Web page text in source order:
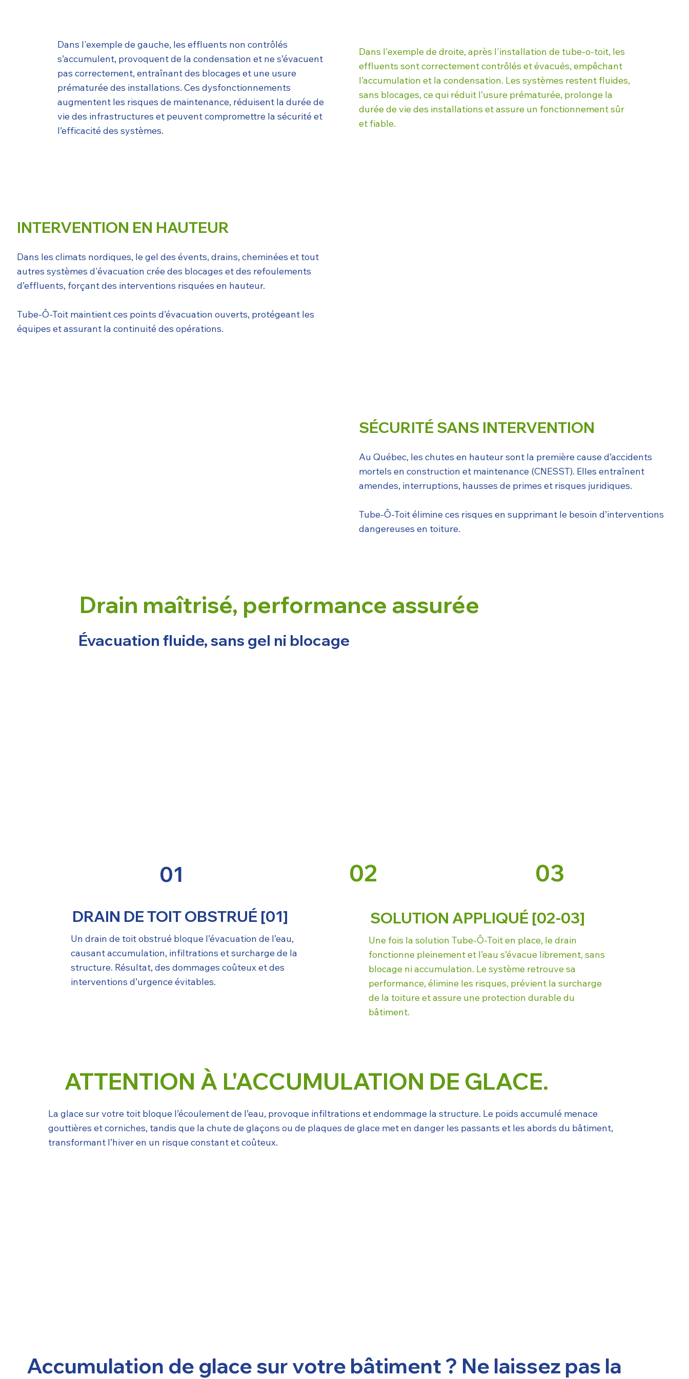
Dans l'exemple de gauche, les effluents non contrôlés
s’accumulent, provoquent de la condensation et ne s’évacuent
pas correctement, entraînant des blocages et une usure
prématurée des installations. Ces dysfonctionnements
augmentent les risques de maintenance, réduisent la durée de
vie des infrastructures et peuvent compromettre la sécurité et
l’efficacité des systèmes.
Dans l'exemple de droite, après l'installation de tube-o-toit, les
effluents sont correctement contrôlés et évacués, empêchant
l’accumulation et la condensation. Les systèmes restent fluides,
sans blocages, ce qui réduit l’usure prématurée, prolonge la
durée de vie des installations et assure un fonctionnement sûr
et fiable.
Dans les climats nordiques, le gel des évents, drains, cheminées et tout
autres systèmes d'évacuation crée des blocages et des refoulements
d’effluents, forçant des interventions risquées en hauteur.
Tube‑Ô‑Toit maintient ces points d’évacuation ouverts, protégeant les
équipes et assurant la continuité des opérations.
INTERVENTION EN HAUTEUR
Au Québec, les chutes en hauteur sont la première cause d’accidents
mortels en construction et maintenance (CNESST). Elles entraînent
amendes, interruptions, hausses de primes et risques juridiques.
Tube‑Ô‑Toit élimine ces risques en supprimant le besoin d’interventions
dangereuses en toiture.
SÉCURITÉ SANS INTERVENTION
Drain maîtrisé, performance assurée
Évacuation fluide, sans gel ni blocage
01 02 03
DRAIN DE TOIT OBSTRUÉ [01]
Un drain de toit obstrué bloque l’évacuation de l’eau,
causant accumulation, infiltrations et surcharge de la
structure. Résultat, des dommages coûteux et des
interventions d’urgence évitables.
SOLUTION APPLIQUÉ [02-03]
Une fois la solution Tube-Ô-Toit en place, le drain
fonctionne pleinement et l’eau s’évacue librement, sans
blocage ni accumulation. Le système retrouve sa
performance, élimine les risques, prévient la surcharge
de la toiture et assure une protection durable du
bâtiment.
Accumulation de glace sur votre bâtiment ? Ne laissez pas la
ATTENTION À L'ACCUMULATION DE GLACE.
La glace sur votre toit bloque l’écoulement de l’eau, provoque infiltrations et endommage la structure. Le poids accumulé menace
gouttières et corniches, tandis que la chute de glaçons ou de plaques de glace met en danger les passants et les abords du bâtiment,
transformant l’hiver en un risque constant et coûteux.